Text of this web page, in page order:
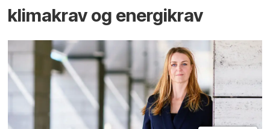
klimakrav og energikrav